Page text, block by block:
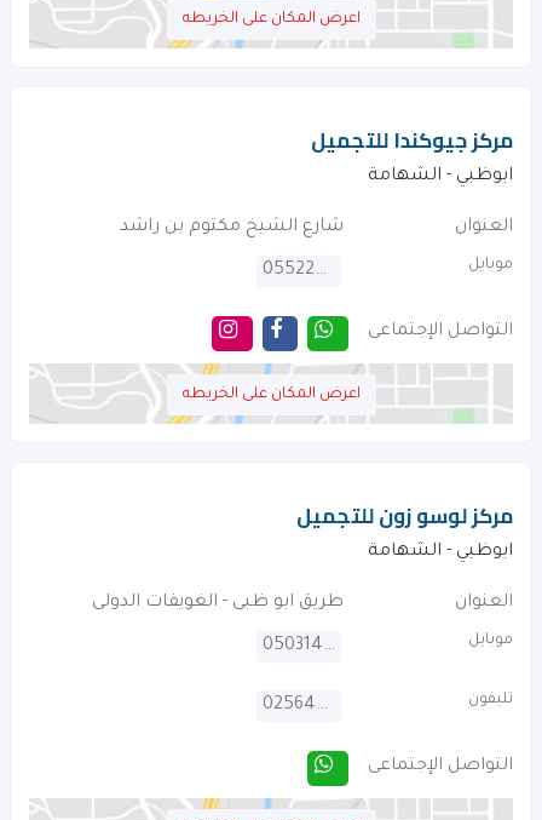
اعرض المكان على الخريطه
مركز جيوكندا للتجميل
ابوظبي - الشهامة
العنوان شارع الشيخ مكتوم بن راشد
موبايل 0552227516
التواصل الإجتماعى
اعرض المكان على الخريطه
مركز لوسو زون للتجميل
ابوظبي - الشهامة
العنوان طريق ابو ظبى - الغويفات الدولى
موبايل 0503143323
تليفون 025646468
التواصل الإجتماعى